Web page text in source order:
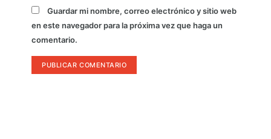
Guardar mi nombre, correo electrónico y sitio web
en este navegador para la próxima vez que haga un
comentario.